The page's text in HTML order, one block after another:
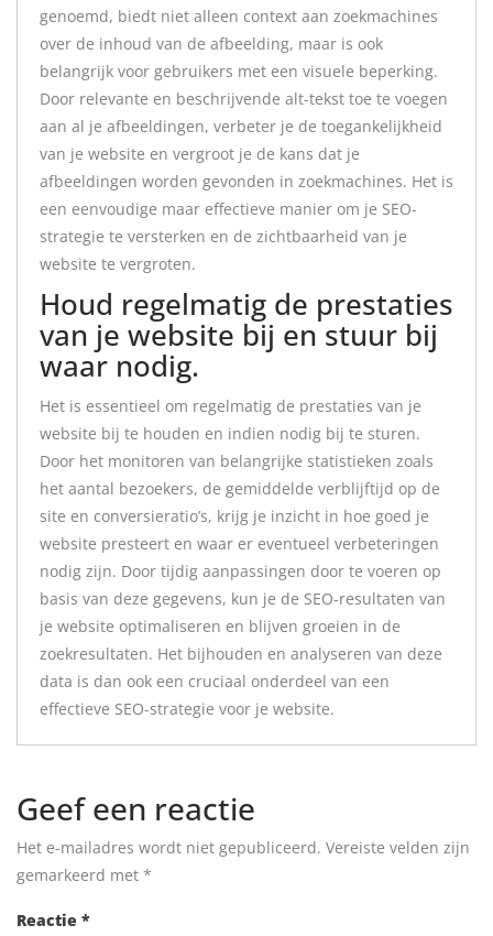
genoemd, biedt niet alleen context aan zoekmachines
over de inhoud van de afbeelding, maar is ook
belangrijk voor gebruikers met een visuele beperking.
Door relevante en beschrijvende alt-tekst toe te voegen
aan al je afbeeldingen, verbeter je de toegankelijkheid
van je website en vergroot je de kans dat je
afbeeldingen worden gevonden in zoekmachines. Het is
een eenvoudige maar effectieve manier om je SEO-
strategie te versterken en de zichtbaarheid van je
website te vergroten.
Houd regelmatig de prestaties
van je website bij en stuur bij
waar nodig.
Het is essentieel om regelmatig de prestaties van je
website bij te houden en indien nodig bij te sturen.
Door het monitoren van belangrijke statistieken zoals
het aantal bezoekers, de gemiddelde verblijftijd op de
site en conversieratio’s, krijg je inzicht in hoe goed je
website presteert en waar er eventueel verbeteringen
nodig zijn. Door tijdig aanpassingen door te voeren op
basis van deze gegevens, kun je de SEO-resultaten van
je website optimaliseren en blijven groeien in de
zoekresultaten. Het bijhouden en analyseren van deze
data is dan ook een cruciaal onderdeel van een
effectieve SEO-strategie voor je website.
Geef een reactie
Het e-mailadres wordt niet gepubliceerd. Vereiste velden zijn
gemarkeerd met *
Reactie *